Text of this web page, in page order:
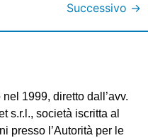
Successivo →
1999, diretto dall’avv.
s.r.l., società iscritta al
presso l’Autorità per le